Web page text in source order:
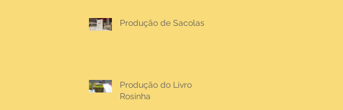
Produção de Sacolas
Produção do Livro
Rosinha